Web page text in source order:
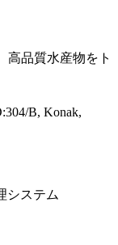
高品質水産物をト
B, Konak,
システム